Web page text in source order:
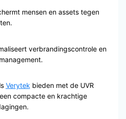
mensen en assets tegen
verbrandingscontrole en
Verytek bieden met de UVR
compacte en krachtige